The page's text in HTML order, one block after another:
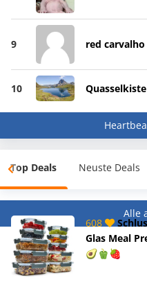
9 red carvalho
10 Quasselkiste
Top Deals Neuste Deals
Alle
608
Glas Meal
🥑🫑🍓